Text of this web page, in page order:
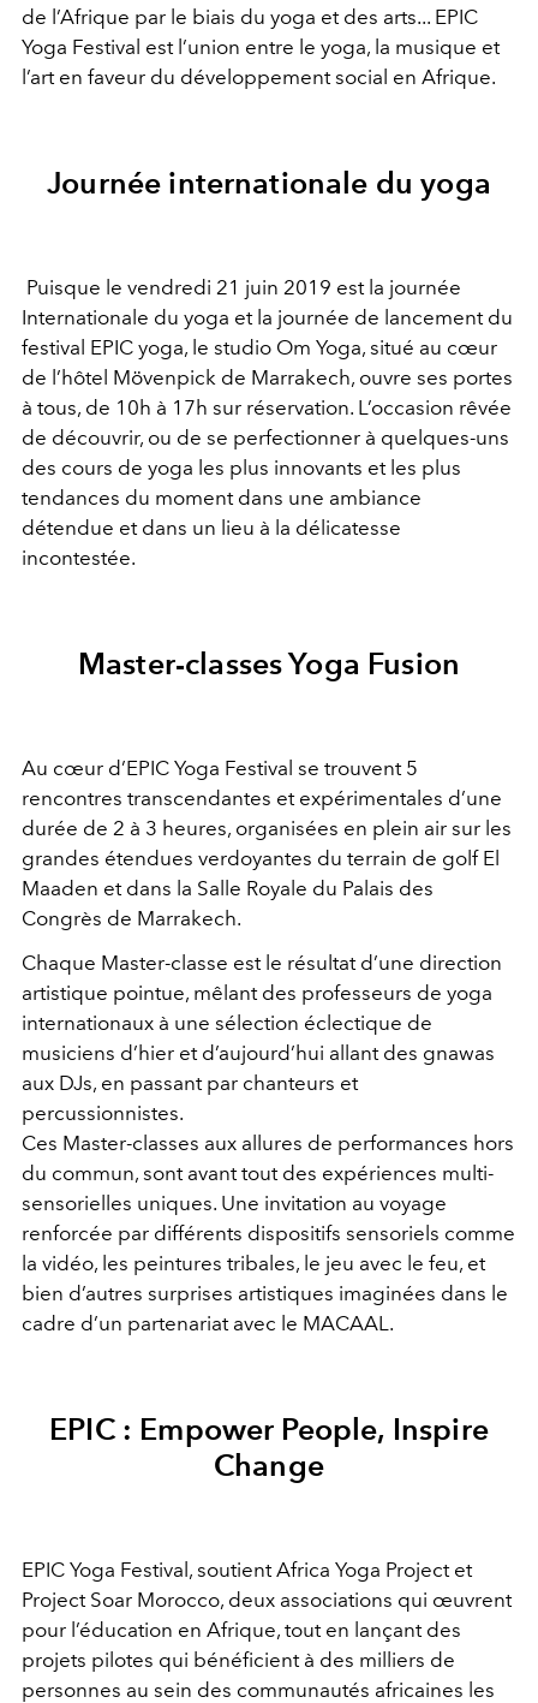
de l’Afrique par le biais du yoga et des arts... EPIC
Yoga Festival est l’union entre le yoga, la musique et
l’art en faveur du développement social en Afrique.
Journée internationale du yoga
Puisque le vendredi 21 juin 2019 est la journée
Internationale du yoga et la journée de lancement du
festival EPIC yoga, le studio Om Yoga, situé au cœur
de l’hôtel Mövenpick de Marrakech, ouvre ses portes
à tous, de 10h à 17h sur réservation. L’occasion rêvée
de découvrir, ou de se perfectionner à quelques-uns
des cours de yoga les plus innovants et les plus
tendances du moment dans une ambiance
détendue et dans un lieu à la délicatesse
incontestée.
Master-classes Yoga Fusion
Au cœur d’EPIC Yoga Festival se trouvent 5
rencontres transcendantes et expérimentales d’une
durée de 2 à 3 heures, organisées en plein air sur les
grandes étendues verdoyantes du terrain de golf El
Maaden et dans la Salle Royale du Palais des
Congrès de Marrakech.
Chaque Master-classe est le résultat d’une direction
artistique pointue, mêlant des professeurs de yoga
internationaux à une sélection éclectique de
musiciens d’hier et d’aujourd’hui allant des gnawas
aux DJs, en passant par chanteurs et
percussionnistes.
Ces Master-classes aux allures de performances hors
du commun, sont avant tout des expériences multi-
sensorielles uniques. Une invitation au voyage
renforcée par différents dispositifs sensoriels comme
la vidéo, les peintures tribales, le jeu avec le feu, et
bien d’autres surprises artistiques imaginées dans le
cadre d’un partenariat avec le MACAAL.
EPIC : Empower People, Inspire
Change
EPIC Yoga Festival, soutient Africa Yoga Project et
Project Soar Morocco, deux associations qui œuvrent
pour l’éducation en Afrique, tout en lançant des
projets pilotes qui bénéficient à des milliers de
personnes au sein des communautés africaines les